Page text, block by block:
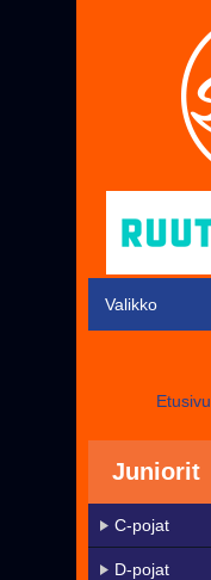
Valikko
KaMa-VIP
Etusivu
Juniorit
C-pojat
D-pojat